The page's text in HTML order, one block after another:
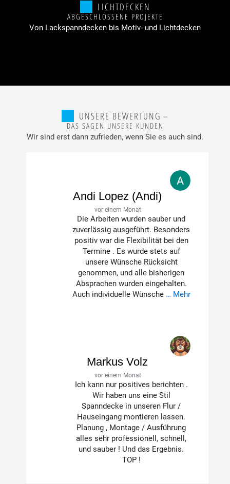
LICHTDECKEN
ABGESCHLOSSENE PROJEKTE
Von Lackspanndecken bis Motiv- und Lichtdecken
UNSERE BEWERTUNG –
DAS SAGEN UNSERE KUNDEN
Wir sind erst dann zufrieden, wenn Sie es auch sind.
Andi Lopez (Andi)
vor einem Monat
Die Arbeiten wurden sauber und
zuverlässig ausgeführt. Besonders
positiv war die Flexibilität bei den
Termine . Es wurde stets auf
unsere Wünsche Rücksicht
genommen, und alle bisherigen
Absprachen wurden eingehalten.
Auch individuelle Wünsche … Mehr
Markus Volz
vor einem Monat
Ich kann nur positives berichten .
Wir haben uns eine Stil
Spanndecke in unseren Flur /
Hauseingang montieren lassen.
Planung , Montage / Ausführung
alles sehr professionell, schnell,
und sauber ! Und das Ergebnis.
TOP !